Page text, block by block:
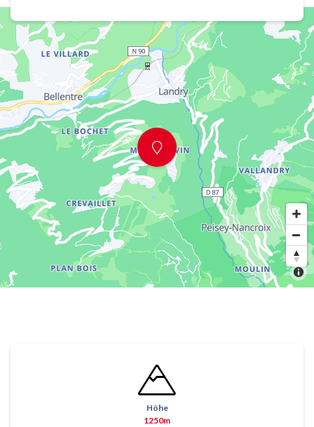
Höhe
1250m